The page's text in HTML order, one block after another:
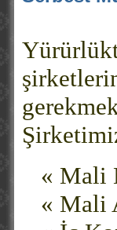
« Mali
« Mali